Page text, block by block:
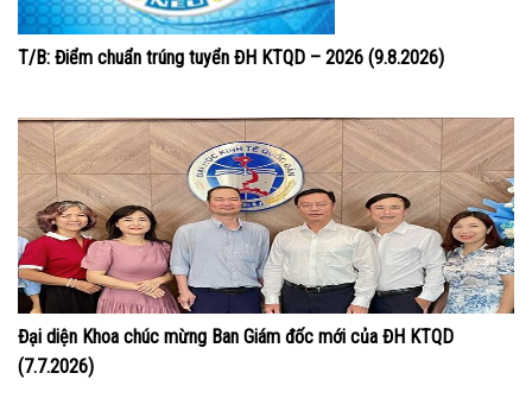
T/B: Điểm chuẩn trúng tuyển ĐH KTQD – 2026 (9.8.2026)
Đại diện Khoa chúc mừng Ban Giám đốc mới của ĐH KTQD
(7.7.2026)